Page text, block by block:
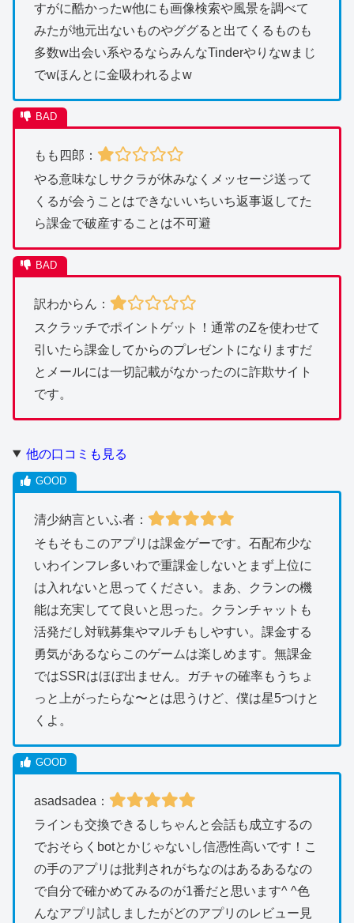
すがに酷かったw他にも画像検索や風景を調べて
みたが地元出ないものやググると出てくるものも
多数w出会い系やるならみんなTinderやりなwまじ
でwほんとに金吸われるよw
もも四郎：
やる意味なしサクラが休みなくメッセージ送って
くるが会うことはできないいちいち返事返してた
ら課金で破産することは不可避
訳わからん：
スクラッチでポイントゲット！通常のZを使わせて
引いたら課金してからのプレゼントになりますだ
とメールには一切記載がなかったのに詐欺サイト
です。
他の口コミも見る
清少納言といふ者：
そもそもこのアプリは課金ゲーです。石配布少な
いわインフレ多いわで重課金しないとまず上位に
は入れないと思ってください。まあ、クランの機
能は充実してて良いと思った。クランチャットも
活発だし対戦募集やマルチもしやすい。課金する
勇気があるならこのゲームは楽しめます。無課金
ではSSRはほぼ出ません。ガチャの確率もうちょ
っと上がったらな〜とは思うけど、僕は星5つけと
くよ。
asadsadea：
ラインも交換できるしちゃんと会話も成立するの
でおそらくbotとかじゃないし信憑性高いです！こ
の手のアプリは批判されがちなのはあるあるなの
で自分で確かめてみるのが1番だと思います^ ^色
んなアプリ試しましたがどのアプリのレビュー見